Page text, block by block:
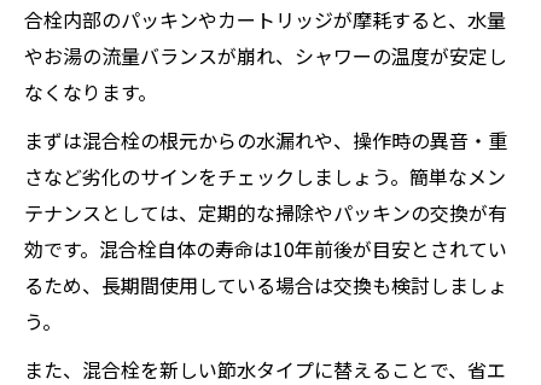
合栓内部のパッキンやカートリッジが摩耗すると、水量
やお湯の流量バランスが崩れ、シャワーの温度が安定し
なくなります。
まずは混合栓の根元からの水漏れや、操作時の異音・重
さなど劣化のサインをチェックしましょう。簡単なメン
テナンスとしては、定期的な掃除やパッキンの交換が有
効です。混合栓自体の寿命は10年前後が目安とされてい
るため、長期間使用している場合は交換も検討しましょ
う。
また、混合栓を新しい節水タイプに替えることで、省エ